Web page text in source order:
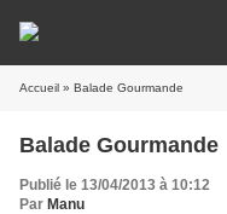
Accueil » Balade Gourmande
Balade Gourmande
Publié le 13/04/2013 à 10:12
Par Manu